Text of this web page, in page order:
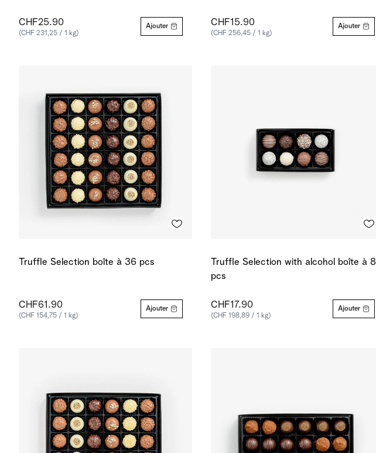
CHF25.90
(CHF 231,25 / 1 kg)
Ajouter CHF15.90
(CHF 256,45 / 1 kg)
Ajouter
Truffle Selection boîte à 36 pcs
CHF61.90
(CHF 154,75 / 1 kg)
Ajouter
Truffle Selection with alcohol boîte à 8
pcs
CHF17.90
(CHF 198,89 / 1 kg)
Ajouter